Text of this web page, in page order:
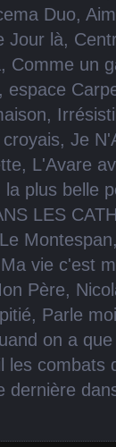
Duo,
Jour là,
, Comme un
, espace
,
, Je
, L'Avare
la plus belle
LES
Le Montespan,
Ma vie c'est
Père,
, Parle
on a
les combats
dernière